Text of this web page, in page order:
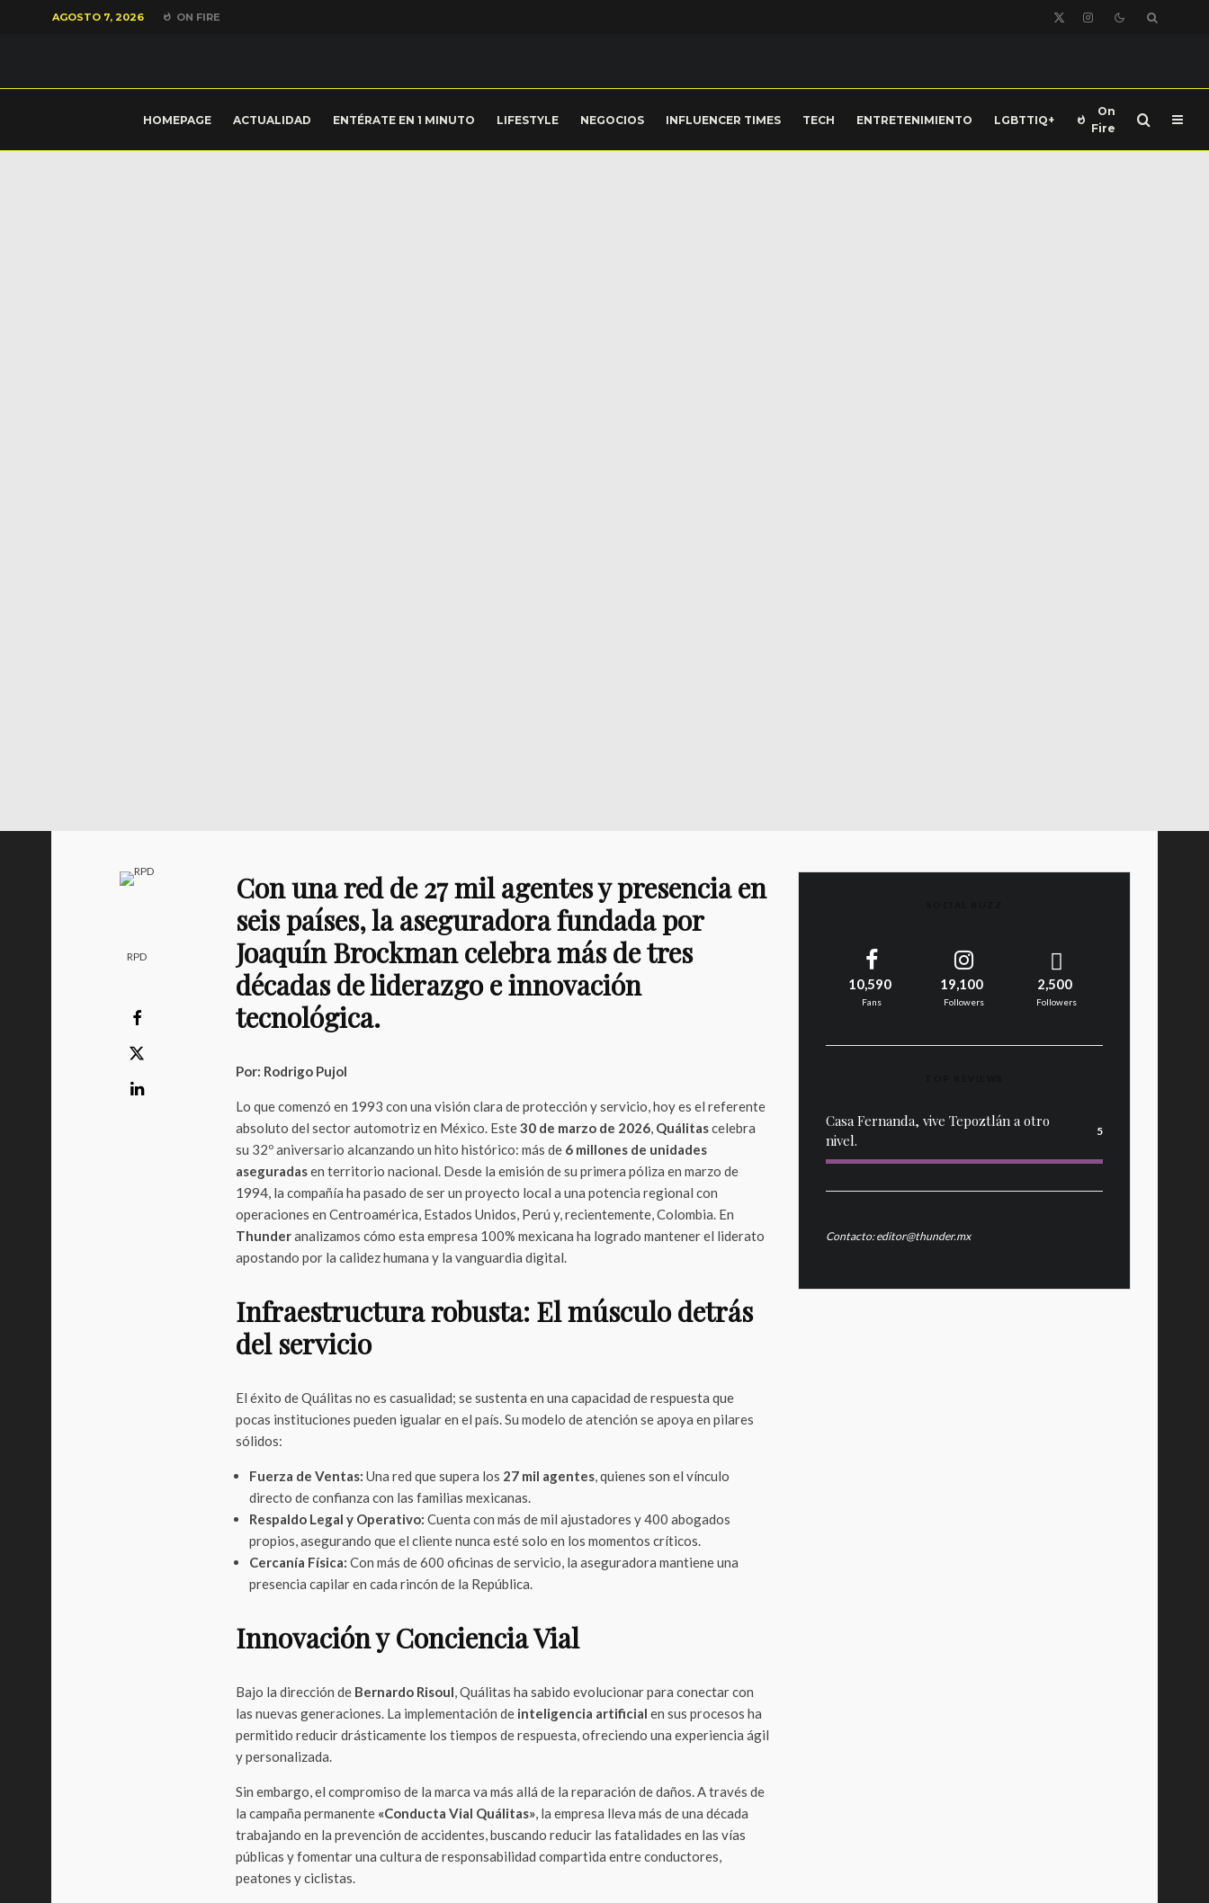
AGOSTO 7, 2026 ON FIRE
HOMEPAGE ACTUALIDAD ENTÉRATE EN 1 MINUTO LIFESTYLE NEGOCIOS INFLUENCER TIMES TECH ENTRETENIMIENTO LGBTTIQ+
On
Fire
RPD
Con una red de 27 mil agentes y presencia en
seis países, la aseguradora fundada por
Joaquín Brockman celebra más de tres
décadas de liderazgo e innovación
tecnológica.
Por: Rodrigo Pujol
Lo que comenzó en 1993 con una visión clara de protección y servicio, hoy es el referente
absoluto del sector automotriz en México. Este30 de marzo de 2026, Quálitascelebra
su 32º aniversario alcanzando un hito histórico: más de 6 millones de unidades
aseguradasen territorio nacional. Desde la emisión de su primera póliza en marzo de
1994, la compañía ha pasado de ser un proyecto local a una potencia regional con
operaciones en Centroamérica, Estados Unidos, Perú y, recientemente, Colombia. En
Thunderanalizamos cómo esta empresa 100% mexicana ha logrado mantener el liderato
apostando por la calidez humana y la vanguardia digital.
Infraestructura robusta: El músculo detrás
del servicio
El éxito de Quálitas no es casualidad; se sustenta en una capacidad de respuesta que
pocas instituciones pueden igualar en el país. Su modelo de atención se apoya en pilares
sólidos:
Fuerza de Ventas: Una red que supera los 27 mil agentes, quienes son el vínculo
directo de confianza con las familias mexicanas.
Respaldo Legal y Operativo: Cuenta con más de mil ajustadores y 400 abogados
propios, asegurando que el cliente nunca esté solo en los momentos críticos.
Cercanía Física: Con más de 600 oficinas de servicio, la aseguradora mantiene una
presencia capilar en cada rincón de la República.
Innovación y Conciencia Vial
Bajo la dirección de Bernardo Risoul, Quálitas ha sabido evolucionar para conectar con
las nuevas generaciones. La implementación de inteligencia artificial en sus procesos ha
permitido reducir drásticamente los tiempos de respuesta, ofreciendo una experiencia ágil
y personalizada.
Sin embargo, el compromiso de la marca va más allá de la reparación de daños. A través de
la campaña permanente «Conducta Vial Quálitas», la empresa lleva más de una década
trabajando en la prevención de accidentes, buscando reducir las fatalidades en las vías
públicas y fomentar una cultura de responsabilidad compartida entre conductores,
peatones y ciclistas.
10,590
Fans
19,100
Followers
2,500
Followers
Casa Fernanda, vive Tepoztlán a otro
nivel.
5
Contacto: editor@thunder.mx